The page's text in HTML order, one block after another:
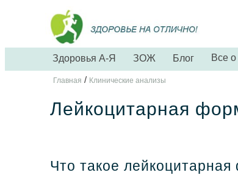
Здоровья А-Я ЗОЖ Блог Все о
Главная / Клинические анализы
Лейкоцитарная
Что такое